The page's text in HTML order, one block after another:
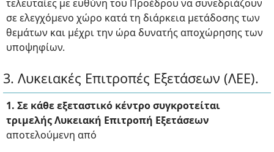
τελευταίες με ευθύνη του Προέδρου να συνεδριάζουν
σε ελεγχόμενο χώρο κατά τη διάρκεια μετάδοσης των
θεμάτων και μέχρι την ώρα δυνατής αποχώρησης των
υποψηφίων.
3. Λυκειακές Επιτροπές Εξετάσεων (ΛΕΕ).
1. Σε κάθε εξεταστικό κέντρο συγκροτείται
τριμελής Λυκειακή Επιτροπή Εξετάσεων
αποτελούμενη από